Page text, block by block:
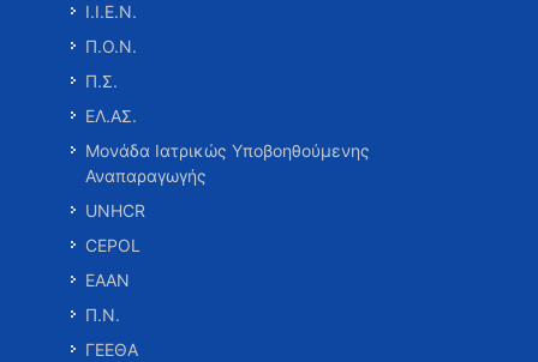
Ι.Ι.Ε.Ν.
Π.Ο.Ν.
Π.Σ.
ΕΛ.ΑΣ.
Μονάδα Ιατρικώς Υποβοηθούμενης
Αναπαραγωγής
UNHCR
CEPOL
ΕΑΑΝ
Π.Ν.
ΓΕΕΘΑ